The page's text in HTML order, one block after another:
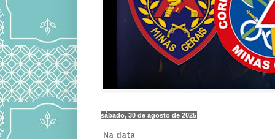
sábado, 30 de agosto de 2025
Na data